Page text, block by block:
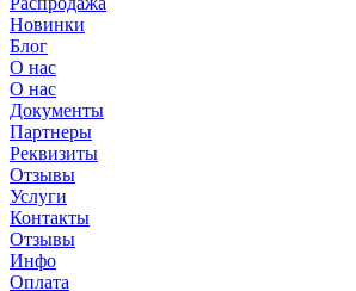
Новинки
Блог
О нас
О нас
Документы
Партнеры
Реквизиты
Отзывы
Услуги
Контакты
Отзывы
Инфо
Оплата